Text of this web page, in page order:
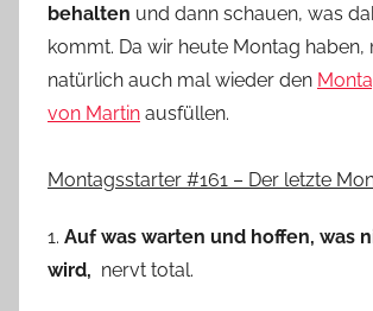
behalten und dann schauen, was
kommt. Da wir heute Montag haben,
natürlich auch mal wieder den
von Martin ausfüllen.
Montagsstarter #161 – Der letzte
1. Auf was warten und hoffen, was
wird, nervt total.